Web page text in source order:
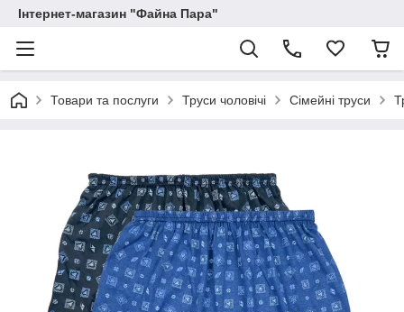
Інтернет-магазин "Файна Пара"
Товари та послуги Труси чоловічі Сімейні труси